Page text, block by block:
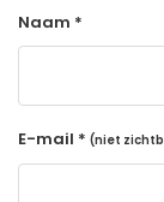
Naam *
E-mail * (niet